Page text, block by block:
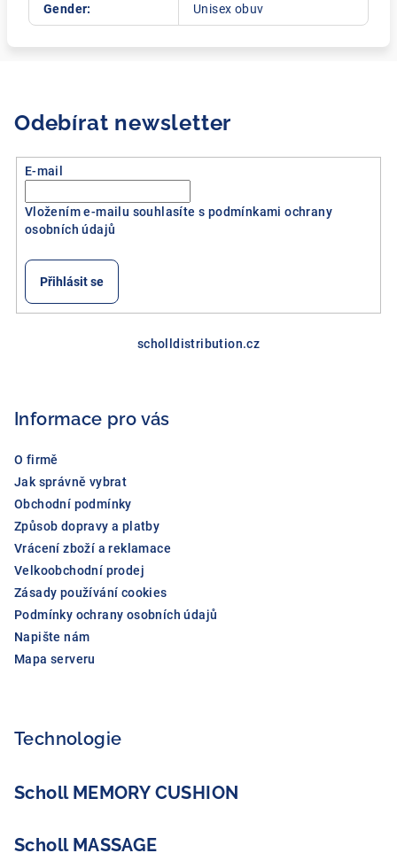
Gender: Unisex obuv
Odebírat newsletter
E-mail
Vložením e-mailu souhlasíte s podmínkami ochrany
osobních údajů
Přihlásit se
scholldistribution.cz
Informace pro vás
O firmě
Jak správně vybrat
Obchodní podmínky
Způsob dopravy a platby
Vrácení zboží a reklamace
Velkoobchodní prodej
Zásady používání cookies
Podmínky ochrany osobních údajů
Napište nám
Mapa serveru
Technologie
Scholl MEMORY CUSHION
Scholl MASSAGE